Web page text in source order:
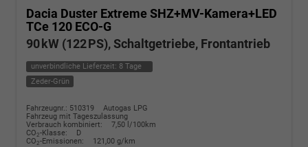
Dacia Duster Extreme SHZ+MV-Kamera+LED
TCe 120 ECO-G
90 kW (122 PS), Schaltgetriebe, Frontantrieb
unverbindliche Lieferzeit: 8 Tage
Zeder-Grün
Fahrzeugnr.: 510319
Autogas LPG
Fahrzeug mit Tageszulassung
Verbrauch kombiniert:
7,50 l/100km
CO2-Klasse:
D
CO2-Emissionen: 121,00 g/km